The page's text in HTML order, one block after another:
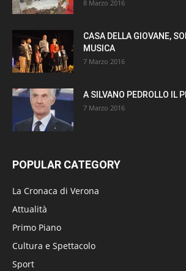
8 Marzo 2016
CASA DELLA GIOVANE,
MUSICA
7 Marzo 2016
A SILVANO PEDROLLO IL
7 Marzo 2016
POPULAR CATEGORY
La Cronaca di Verona
Attualità
Primo Piano
Cultura e Spettacolo
Sport